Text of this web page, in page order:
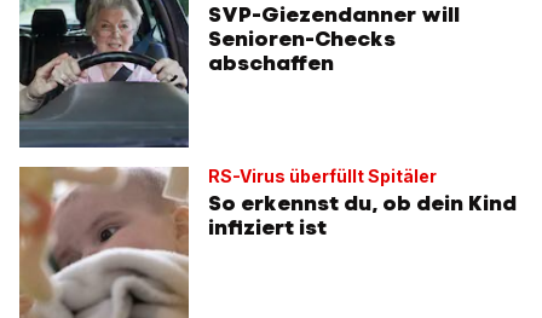
SVP-Giezendanner will
Senioren-Checks
abschaffen
RS-Virus überfüllt Spitäler
So erkennst du, ob dein Kind
infiziert ist